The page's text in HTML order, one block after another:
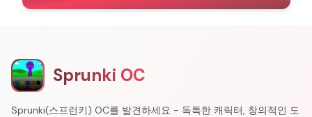
Sprunki OC
Sprunki(스프런키) OC를 발견하세요 - 독특한 캐릭터, 창의적인 도